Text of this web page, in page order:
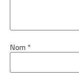
Nom *